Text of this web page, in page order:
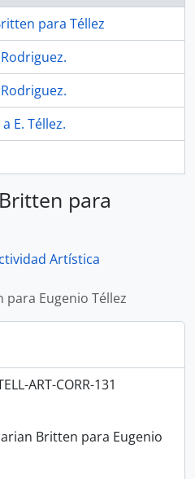
para Téllez
E. Téllez.
para
Artística
Eugenio Téllez
ART-CORR-131
Britten para Eugenio